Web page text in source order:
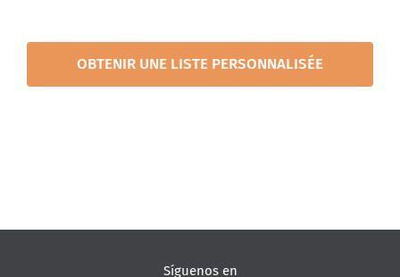
OBTENIR UNE LISTE PERSONNALISÉE
Síguenos en